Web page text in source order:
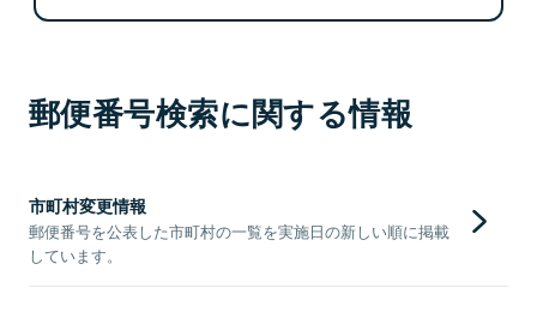
郵便番号検索に関する情報
市町村変更情報
郵便番号を公表した市町村の一覧を実施日の新しい順に掲載
しています。